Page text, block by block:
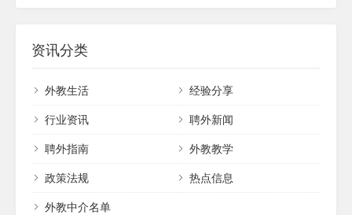
他们大都已提前准备好如无犯罪记录证明等必要文件，一旦需
要，能够迅速完成相关手续，确保在一个月内顺利到岗，为学生
资讯分类
外教生活
经验分享
行业资讯
聘外新闻
聘外指南
外教教学
政策法规
热点信息
外教中介名单